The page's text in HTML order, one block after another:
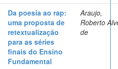
Da poesia ao rap:
uma proposta de
retextualização
para as séries
finais do Ensino
Fundamental
Araujo,
Roberto
de